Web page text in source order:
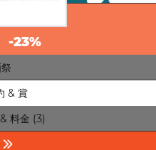
-23%
& 賞
料金 (3)